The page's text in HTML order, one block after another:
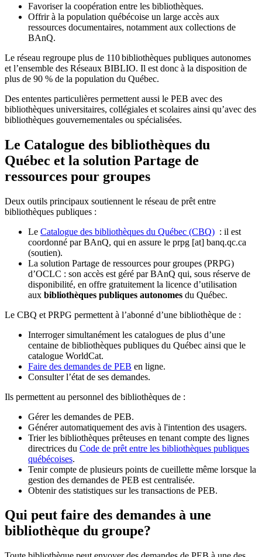
Favoriser la coopération entre les bibliothèques.
Offrir à la population québécoise un large accès aux
ressources documentaires, notamment aux collections de
BAnQ.
Le réseau regroupe plus de 110bibliothèques publiques autonomes
et l’ensemble des Réseaux BIBLIO. Il est donc à la disposition de
plus de 90 % de la population du Québec.
Des ententes particulières permettent aussi le PEB avec des
bibliothèques universitaires, collégiales et scolaires ainsi qu’avec des
bibliothèques gouvernementales ou spécialisées.
Le Catalogue des bibliothèques du
Québec et la solution Partage de
ressources pour groupes
Deux outils principaux soutiennent le réseau de prêt entre
bibliothèques publiques :
Le Catalogue des bibliothèques du Québec (CBQ) : il est
coordonné par BAnQ, qui en assure le prpg [at] banq.qc.ca
(soutien).
La solution Partage de ressources pour groupes (PRPG)
d’OCLC : son accès est géré par BAnQ qui, sous réserve de
disponibilité, en offre gratuitement la licence d’utilisation
aux bibliothèques publiques autonomes du Québec.
Le CBQ et PRPG permettent à l’abonné d’une bibliothèque de :
Interroger simultanément les catalogues de plus d’une
centaine de bibliothèques publiques du Québec ainsi que le
catalogue WorldCat.
Faire des demandes de PEB en ligne.
Consulter l’état de ses demandes.
Ils permettent au personnel des bibliothèques de :
Gérer les demandes de PEB.
Générer automatiquement des avis à l'intention des usagers.
Trier les bibliothèques prêteuses en tenant compte des lignes
directrices du Code de prêt entre les bibliothèques publiques
québécoises.
Tenir compte de plusieurs points de cueillette même lorsque la
gestion des demandes de PEB est centralisée.
Obtenir des statistiques sur les transactions de PEB.
Qui peut faire des demandes à une
bibliothèque du groupe?